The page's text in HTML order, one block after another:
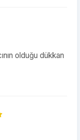
olduğu dükkan